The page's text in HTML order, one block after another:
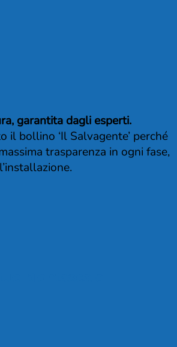
garantita dagli esperti.
il bollino ‘Il Salvagente’ perché
trasparenza in ogni fase,